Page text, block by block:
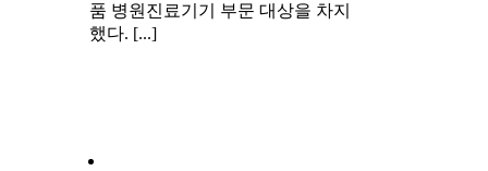
품 병원진료기기 부문 대상을 차지
했다. [...]